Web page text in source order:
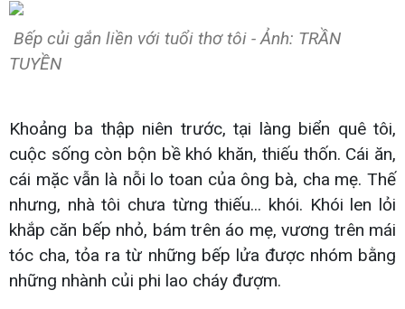
Bếp củi gắn liền với tuổi thơ tôi - Ảnh: TRẦN
TUYỀN
Khoảng ba thập niên trước, tại làng biển quê tôi,
cuộc sống còn bộn bề khó khăn, thiếu thốn. Cái ăn,
cái mặc vẫn là nỗi lo toan của ông bà, cha mẹ. Thế
nhưng, nhà tôi chưa từng thiếu... khói. Khói len lỏi
khắp căn bếp nhỏ, bám trên áo mẹ, vương trên mái
tóc cha, tỏa ra từ những bếp lửa được nhóm bằng
những nhành củi phi lao cháy đượm.